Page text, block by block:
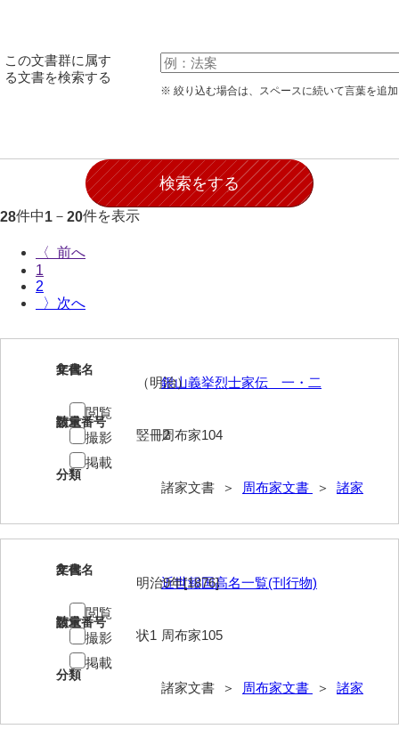
石川家文書
石田家文書（山口市）
和泉家文書
厳島神社念仏踊堅田下組流田会講文書
出羽家文書
伊藤家文書（須佐町）
井上一親文書
井上家文書（宇部市）
井上家文書（大和町）
井上家文書（防府市）
井上家文書（徳山市）
この文書群に属す
る文書を検索する
※ 絞り込む場合は、スペースに続いて言葉を追
28件中1 － 20件を表示
〈
1
2
〉
1
文書名
銀山義挙烈士家伝 一・二
請求番号
周布家104
分類
諸家文書 ＞ 周布家文書 ＞ 諸家
年代
（明治）
数量
竪冊2
閲覧
撮影
掲載
2
文書名
近世報国高名一覧(刊行物)
請求番号
周布家105
分類
諸家文書 ＞ 周布家文書 ＞ 諸家
年代
明治9年[1876]
数量
状1
閲覧
撮影
掲載